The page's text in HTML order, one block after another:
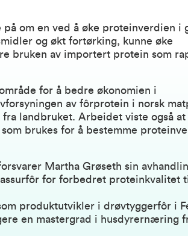
om en ved å øke proteinverdien i
og økt fortørking, kunne øke
bruken av importert protein som
for å bedre økonomien i
av fôrprotein i norsk
landbruket. Arbeidet viste også
brukes for å bestemme
Martha Grøseth sin
for forbedret proteinkvalitet
produktutvikler i drøvtyggerfôr i
en mastergrad i husdyrernæring